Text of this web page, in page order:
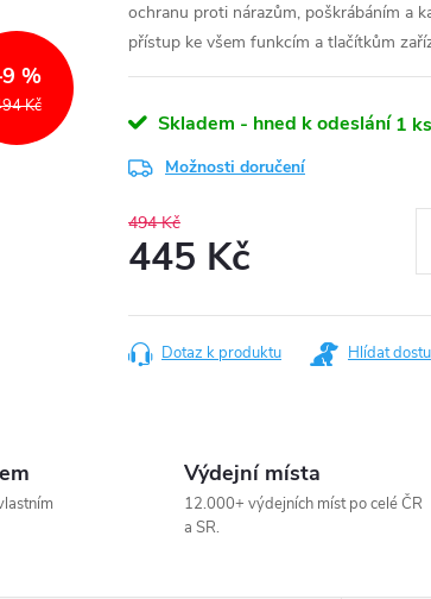
Kč
%
ochranu proti nárazům, poškrábáním a
přístup ke všem funkcím a tlačítkům
Skladem - hned k odeslání 1 ks
Možnosti doručení
494 Kč
445 Kč
cena:
Dotaz k produktu Hlídat
Výdejní místa
12.000+ výdejních míst po celé ČR
a SR.